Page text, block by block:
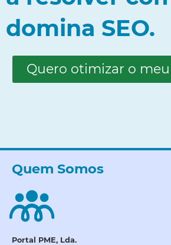
domina SEO.
Quero otimizar o
Quem Somos
Portal PME, Lda.